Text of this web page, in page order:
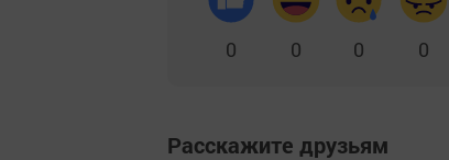
0 0 0 0
Расскажите друзьям